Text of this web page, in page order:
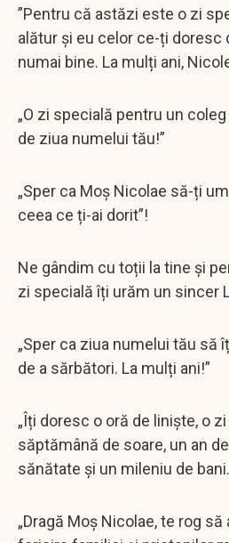
”Pentru că astăzi este o zi
alătur și eu celor ce-ți doresc
numai bine. La mulți ani,
„O zi specială pentru un
de ziua numelui tău!”
„Sper ca Moș Nicolae să-ți
ceea ce ți-ai dorit”!
Ne gândim cu toții la tine și
zi specială îți urăm un sincer
„Sper ca ziua numelui tău să
de a sărbători. La mulți ani!”
„Îți doresc o oră de liniște, o
săptămână de soare, un an
sănătate și un mileniu de
„Dragă Moş Nicolae, te rog